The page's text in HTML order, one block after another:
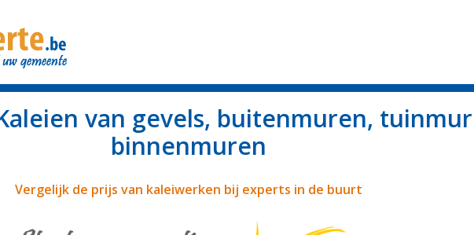
van gevels, buitenmuren,
binnenmuren
Vergelijk de prijs van kaleiwerken bij experts in de buurt